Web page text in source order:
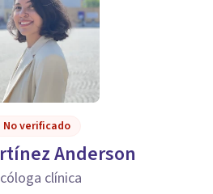
No verificado
Anderson
clínica